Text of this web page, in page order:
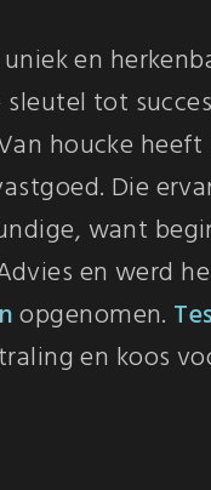
en
sleutel tot
houcke
Die
want
en werd
opgenomen.
en koos